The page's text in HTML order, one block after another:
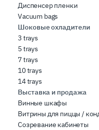
Диспенсер пленки
Vacuum bags
Шоковые охладители
3 trays
5 trays
7 trays
10 trays
14 trays
Выставка и продажа
Винные шкафы
Витрины для пиццы /
Созревание кабинеты